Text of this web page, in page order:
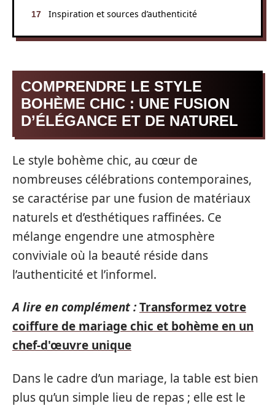
Inspiration et sources d’authenticité
COMPRENDRE LE STYLE
BOHÈME CHIC : UNE FUSION
D’ÉLÉGANCE ET DE NATUREL
Le style bohème chic, au cœur de
nombreuses célébrations contemporaines,
se caractérise par une fusion de matériaux
naturels et d’esthétiques raffinées. Ce
mélange engendre une atmosphère
conviviale où la beauté réside dans
l’authenticité et l’informel.
A lire en complément :Transformez votre
coiffure de mariage chic et bohème en un
chef-d'œuvre unique
Dans le cadre d’un mariage, la table est bien
plus qu’un simple lieu de repas ; elle est le